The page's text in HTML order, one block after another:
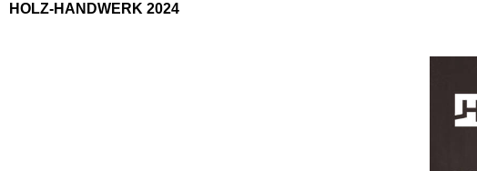
HOLZ-HANDWERK 2024